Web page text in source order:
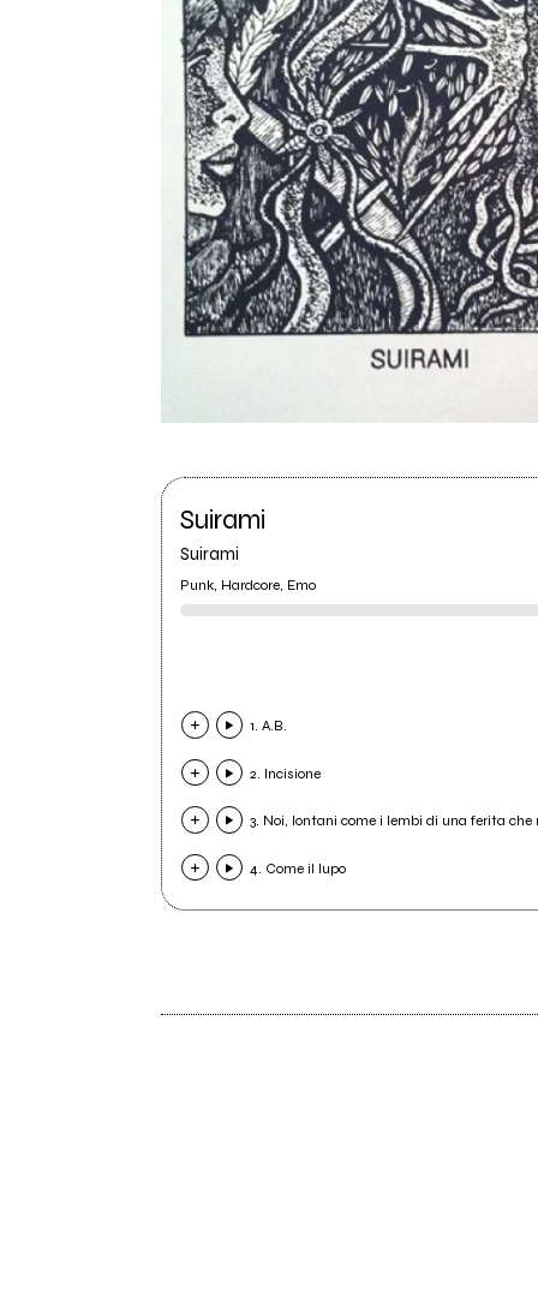
Suirami
Suirami
Punk, Hardcore, Emo
1. A.B.
2. Incisione
3. Noi, lontani come i lembi di una ferita che
4. Come il lupo